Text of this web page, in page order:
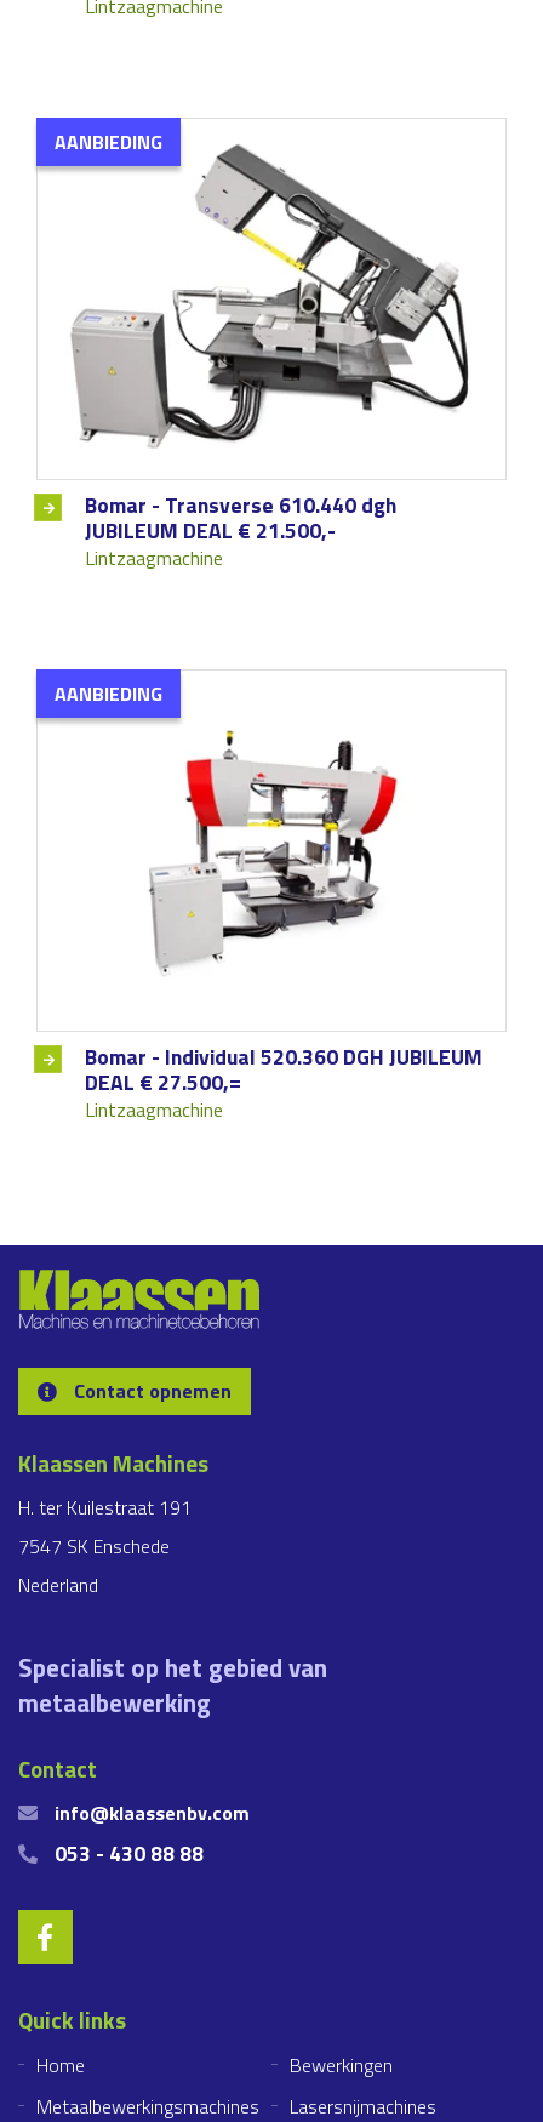
Lintzaagmachine
AANBIEDING
Bomar - Transverse 610.440 dgh
JUBILEUM DEAL € 21.500,-
Lintzaagmachine
AANBIEDING
Bomar - Individual 520.360 DGH JUBILEUM
DEAL € 27.500,=
Lintzaagmachine
Contact opnemen
Klaassen Machines
H. ter Kuilestraat 191
7547 SK Enschede
Nederland
Specialist op het gebied van
metaalbewerking
Contact
info@klaassenbv.com
053 - 430 88 88
Quick links
Home
Bewerkingen
Metaalbewerkingsmachines
Lasersnijmachines